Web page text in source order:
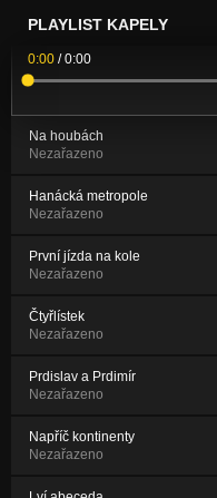
PLAYLIST KAPELY
0:00 /0:00
Na houbách
Nezařazeno
Hanácká metropole
Nezařazeno
První jízda na kole
Nezařazeno
Čtyřlístek
Nezařazeno
Prdislav a Prdimír
Nezařazeno
Napříč kontinenty
Nezařazeno